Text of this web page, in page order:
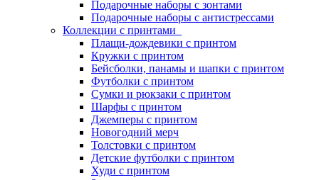
Подарочные наборы с зонтами
Подарочные наборы с антистрессами
Коллекции с принтами
Плащи-дождевики с принтом
Кружки с принтом
Бейсболки, панамы и шапки с принтом
Футболки с принтом
Сумки и рюкзаки с принтом
Шарфы с принтом
Джемперы с принтом
Новогодний мерч
Толстовки с принтом
Детские футболки с принтом
Худи с принтом